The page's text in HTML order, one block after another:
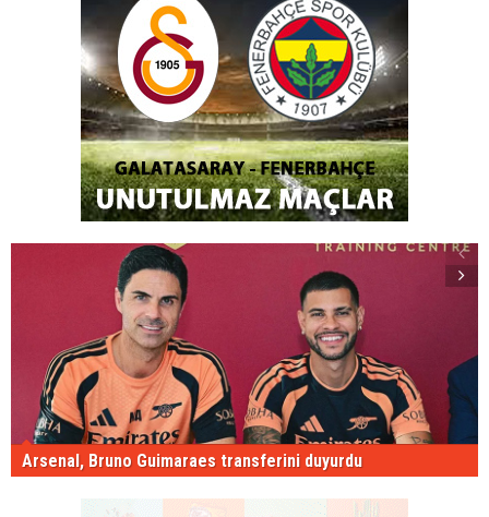
Arsenal, Bruno Guimaraes transferini duyurdu